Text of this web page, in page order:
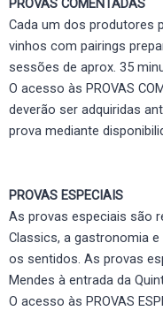
Cada um dos produtores
vinhos com pairings
sessões de aprox. 35
O acesso às PROVAS
deverão ser adquiridas
prova mediante
PROVAS ESPECIAIS
As provas especiais são
Classics, a gastronomia
os sentidos. As provas
Mendes à entrada da
O acesso às PROVAS